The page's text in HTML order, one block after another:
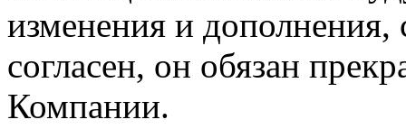
изменения и дополнения,
согласен, он обязан
Компании.